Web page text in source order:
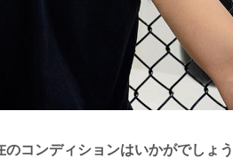
コンディションはいかがでしょ